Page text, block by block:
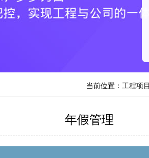
当前位置： 工程项
年假管理